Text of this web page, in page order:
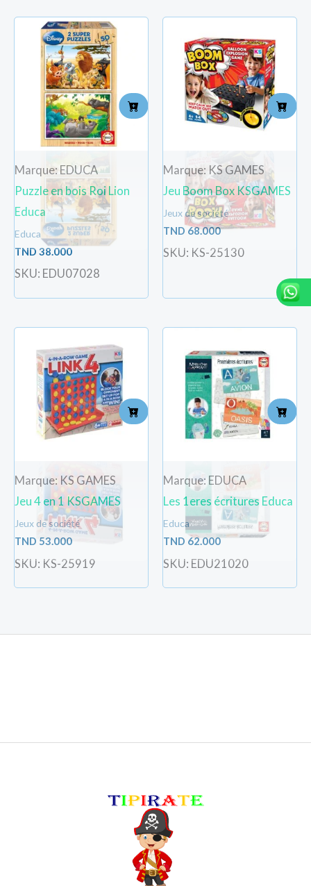
Marque: EDUCA
Puzzle en bois Roi Lion
Educa
Educa
TND 38.000
SKU: EDU07028
Marque: KS GAMES
Jeu Boom Box KSGAMES
Jeux de société
TND 68.000
SKU: KS-25130
Marque: KS GAMES
Jeu 4 en 1 KSGAMES
Jeux de société
TND 53.000
SKU: KS-25919
Marque: EDUCA
Les 1eres écritures Educa
Educa
TND 62.000
SKU: EDU21020